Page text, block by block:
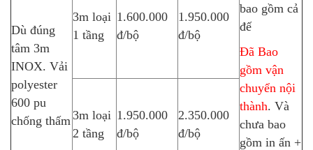
Dù đúng
tâm 3m
INOX. Vải
polyester
600 pu
chống thấm
3m loại
1 tầng
1.600.000
đ/bộ
1.950.000
đ/bộ
bao gồm cả
đế
Đã Bao
gồm vận
chuyển nội
thành. Và
chưa bao
gồm in ấn +
3m loại
2 tầng
1.950.000
đ/bộ
2.350.000
đ/bộ